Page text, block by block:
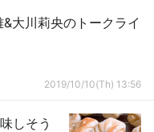
大川莉央のトークライ
2019/10/10(Th) 13:56
しそう